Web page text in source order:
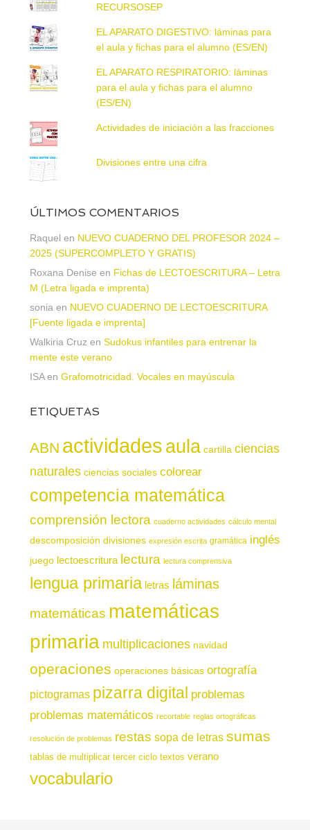
RECURSOSEP
EL APARATO DIGESTIVO: láminas para
el aula y fichas para el alumno (ES/EN)
EL APARATO RESPIRATORIO: láminas
para el aula y fichas para el alumno
(ES/EN)
Actividades de iniciación a las fracciones
Divisiones entre una cifra
ÚLTIMOS COMENTARIOS
Raquel en NUEVO CUADERNO DEL PROFESOR 2024 –
2025 (SUPERCOMPLETO Y GRATIS)
Roxana Denise en Fichas de LECTOESCRITURA – Letra
M (Letra ligada e imprenta)
sonia en NUEVO CUADERNO DE LECTOESCRITURA
[Fuente ligada e imprenta]
Walkiria Cruz en Sudokus infantiles para entrenar la
mente este verano
ISAen Grafomotricidad. Vocales en mayúscula
ETIQUETAS
ABN actividadesaula cartilla ciencias
naturales ciencias sociales colorear
competencia matemática
comprensión lectora cuaderno actividades cálculo mental
descomposición divisiones expresión escrita gramática inglés
juego lectoescritura lectura lectura comprensiva
lengua primaria letras láminas
matemáticas matemáticas
primaria multiplicaciones navidad
operaciones operaciones básicas ortografía
pictogramas pizarra digital problemas
problemas matemáticos recortable reglas ortográficas
resolución de problemas restas sopa de letras sumas
tablas de multiplicar tercer ciclo textos verano
vocabulario